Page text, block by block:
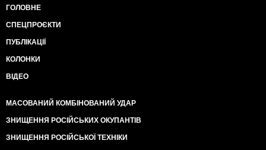
ГОЛОВНЕ
СПЕЦПРОЄКТИ
ПУБЛІКАЦІЇ
КОЛОНКИ
ВІДЕО
МАСОВАНИЙ КОМБІНОВАНИЙ УДАР
ЗНИЩЕННЯ РОСІЙСЬКИХ ОКУПАНТІВ
ЗНИЩЕННЯ РОСІЙСЬКОЇ ТЕХНІКИ